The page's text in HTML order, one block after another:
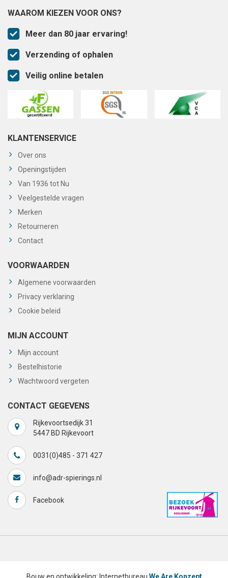
WAAROM KIEZEN VOOR ONS?
Meer dan 80 jaar ervaring!
Verzending of ophalen
Veilig online betalen
KLANTENSERVICE
Over ons
Openingstijden
Van 1936 tot Nu
Veelgestelde vragen
Merken
Retourneren
Contact
VOORWAARDEN
Algemene voorwaarden
Privacy verklaring
Cookie beleid
MIJN ACCOUNT
Mijn account
Bestelhistorie
Wachtwoord vergeten
CONTACT GEGEVENS
Rijkevoortsedijk 31
5447 BD Rijkevoort
0031(0)485 - 371 427
info@adr-spierings.nl
Facebook
Bouw en ontwikkeling: Internetbureau We Are Konzept